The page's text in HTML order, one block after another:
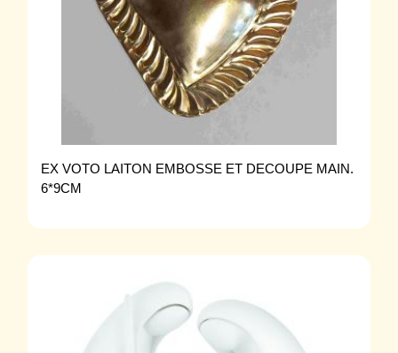
EX VOTO LAITON EMBOSSE ET DECOUPE MAIN.
6*9CM